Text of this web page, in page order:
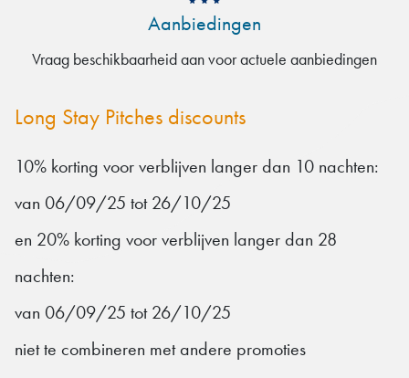
Aanbiedingen
Vraag beschikbaarheid aan voor actuele aanbiedingen
Long Stay Pitches discounts
10% korting voor verblijven langer dan 10 nachten:
van 06/09/25 tot 26/10/25
en 20% korting voor verblijven langer dan 28
nachten:
van 06/09/25 tot 26/10/25
niet te combineren met andere promoties